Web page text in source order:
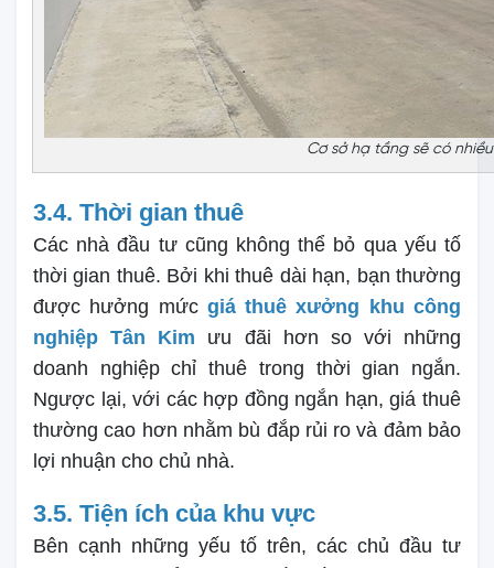
Cơ sở hạ tầng sẽ có
3.4. Thời gian thuê
Các nhà đầu tư cũng không thể bỏ qua yếu tố
thời gian thuê. Bởi khi thuê dài hạn, bạn thường
được hưởng mức giá thuê xưởng khu công
nghiệp Tân Kim ưu đãi hơn so với những
doanh nghiệp chỉ thuê trong thời gian ngắn.
Ngược lại, với các hợp đồng ngắn hạn, giá thuê
thường cao hơn nhằm bù đắp rủi ro và đảm bảo
lợi nhuận cho chủ nhà.
3.5. Tiện ích của khu vực
Bên cạnh những yếu tố trên, các chủ đầu tư